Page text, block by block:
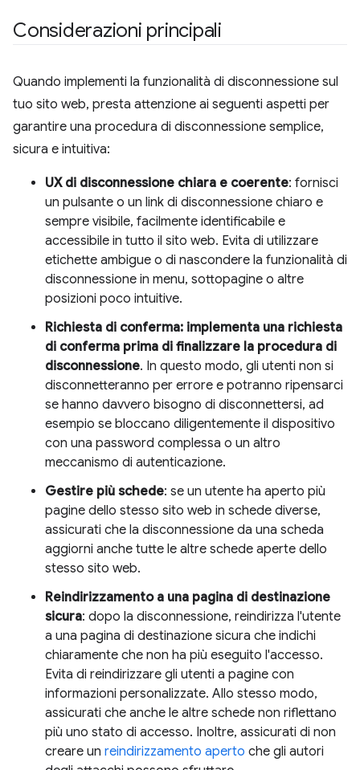
Considerazioni principali
Quando implementi la funzionalità di disconnessione sul
tuo sito web, presta attenzione ai seguenti aspetti per
garantire una procedura di disconnessione semplice,
sicura e intuitiva:
UX di disconnessione chiara e coerente: fornisci
un pulsante o un link di disconnessione chiaro e
sempre visibile, facilmente identificabile e
accessibile in tutto il sito web. Evita di utilizzare
etichette ambigue o di nascondere la funzionalità di
disconnessione in menu, sottopagine o altre
posizioni poco intuitive.
Richiesta di conferma: implementa una richiesta
di conferma prima di finalizzare la procedura di
disconnessione. In questo modo, gli utenti non si
disconnetteranno per errore e potranno ripensarci
se hanno davvero bisogno di disconnettersi, ad
esempio se bloccano diligentemente il dispositivo
con una password complessa o un altro
meccanismo di autenticazione.
Gestire più schede: se un utente ha aperto più
pagine dello stesso sito web in schede diverse,
assicurati che la disconnessione da una scheda
aggiorni anche tutte le altre schede aperte dello
stesso sito web.
Reindirizzamento a una pagina di destinazione
sicura: dopo la disconnessione, reindirizza l'utente
a una pagina di destinazione sicura che indichi
chiaramente che non ha più eseguito l'accesso.
Evita di reindirizzare gli utenti a pagine con
informazioni personalizzate. Allo stesso modo,
assicurati che anche le altre schede non riflettano
più uno stato di accesso. Inoltre, assicurati di non
creare un reindirizzamento aperto che gli autori